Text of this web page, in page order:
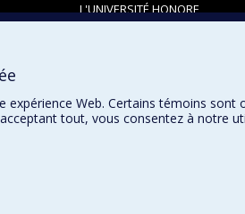
L'UNIVERSITÉ HONORE
expérience Web. Certains témoins
tout, vous consentez à notre